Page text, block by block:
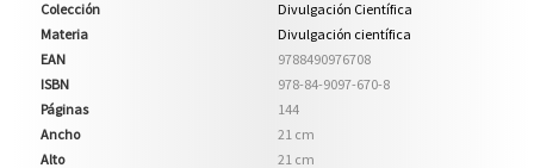
Colección
Divulgación Científica
Materia
Divulgación científica
EAN
9788490976708
ISBN
978-84-9097-670-8
Páginas
144
Ancho
21 cm
Alto
21 cm